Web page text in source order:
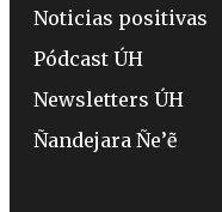
Noticias positivas
Pódcast ÚH
Newsletters ÚH
Ñandejara Ñe’ẽ